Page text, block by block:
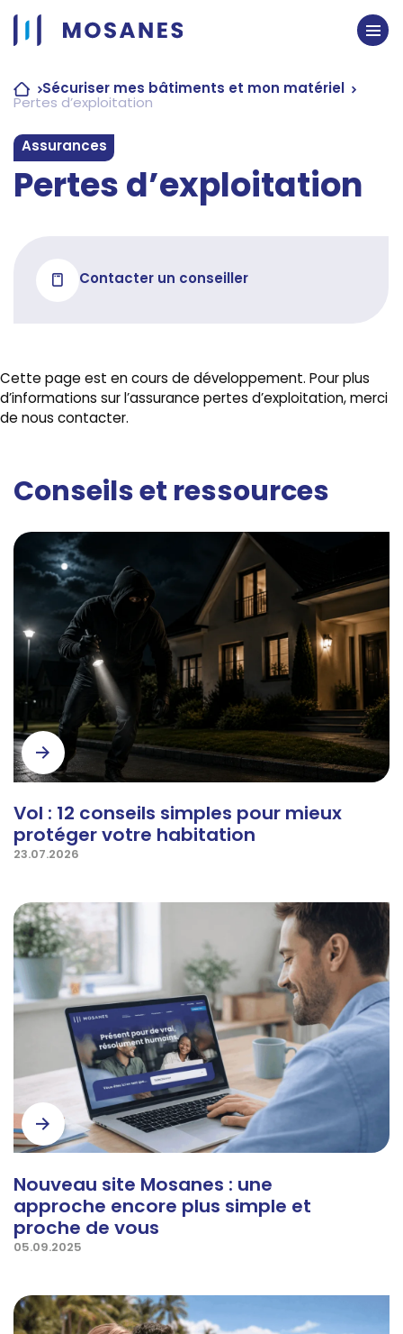
Passer
contenu
Sécuriser mes bâtiments et mon matériel
Pertes d’exploitation
Assurances
Pertes d’exploitation
Contacter un conseiller
Cette page est en cours de développement. Pour plus
d’informations sur l’assurance pertes d’exploitation, merci
de nous contacter.
Conseils et ressources
Vol : 12 conseils simples pour mieux
protéger votre habitation
23.07.2026
Nouveau site Mosanes : une
approche encore plus simple et
proche de vous
05.09.2025